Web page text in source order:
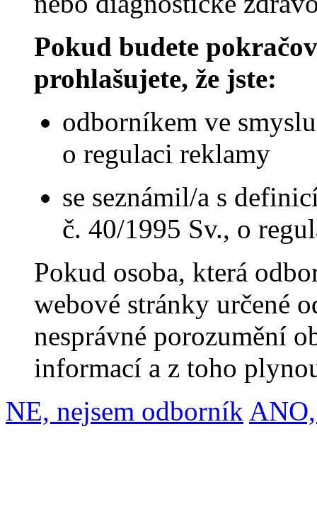
Pokud budete
prohlašujete, že jste:
odborníkem ve
o regulaci reklamy
se seznámil/a s
č. 40/1995 Sv., o
Pokud osoba, která
webové stránky určené
nesprávné porozumění
informací a z toho
NE, nejsem odborník